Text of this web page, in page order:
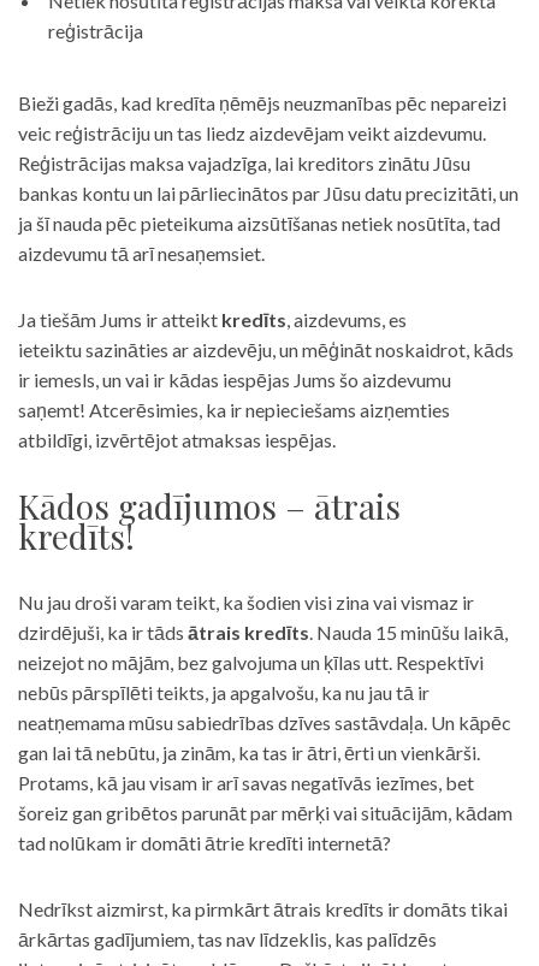
reģistrācija
Bieži gadās, kad kredīta ņēmējs neuzmanības pēc nepareizi
veic reģistrāciju un tas liedz aizdevējam veikt aizdevumu.
Reģistrācijas maksa vajadzīga, lai kreditors zinātu Jūsu
bankas kontu un lai pārliecinātos par Jūsu datu precizitāti, un
ja šī nauda pēc pieteikuma aizsūtīšanas netiek nosūtīta, tad
aizdevumu tā arī nesaņemsiet.
Ja tiešām Jums ir atteikt kredīts, aizdevums, es
ieteiktu sazināties ar aizdevēju, un mēģināt noskaidrot, kāds
ir iemesls, un vai ir kādas iespējas Jums šo aizdevumu
saņemt! Atcerēsimies, ka ir nepieciešams aizņemties
atbildīgi, izvērtējot atmaksas iespējas.
Kādos gadījumos – ātrais
kredīts!
Nu jau droši varam teikt, ka šodien visi zina vai vismaz ir
dzirdējuši, ka ir tāds ātrais kredīts. Nauda 15 minūšu laikā,
neizejot no mājām, bez galvojuma un ķīlas utt. Respektīvi
nebūs pārspīlēti teikts, ja apgalvošu, ka nu jau tā ir
neatņemama mūsu sabiedrības dzīves sastāvdaļa. Un kāpēc
gan lai tā nebūtu, ja zinām, ka tas ir ātri, ērti un vienkārši.
Protams, kā jau visam ir arī savas negatīvās iezīmes, bet
šoreiz gan gribētos parunāt par mērķi vai situācijām, kādam
tad nolūkam ir domāti ātrie kredīti internetā?
Nedrīkst aizmirst, ka pirmkārt ātrais kredīts ir domāts tikai
ārkārtas gadījumiem, tas nav līdzeklis, kas palīdzēs